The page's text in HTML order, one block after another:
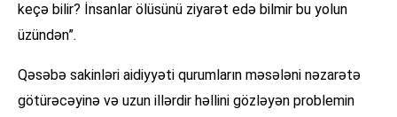
keçə bilir? İnsanlar ölüsünü ziyarət edə bilmir bu yolun
üzündən”.
Qəsəbə sakinləri aidiyyəti qurumların məsələni nəzarətə
götürəcəyinə və uzun illərdir həllini gözləyən problemin